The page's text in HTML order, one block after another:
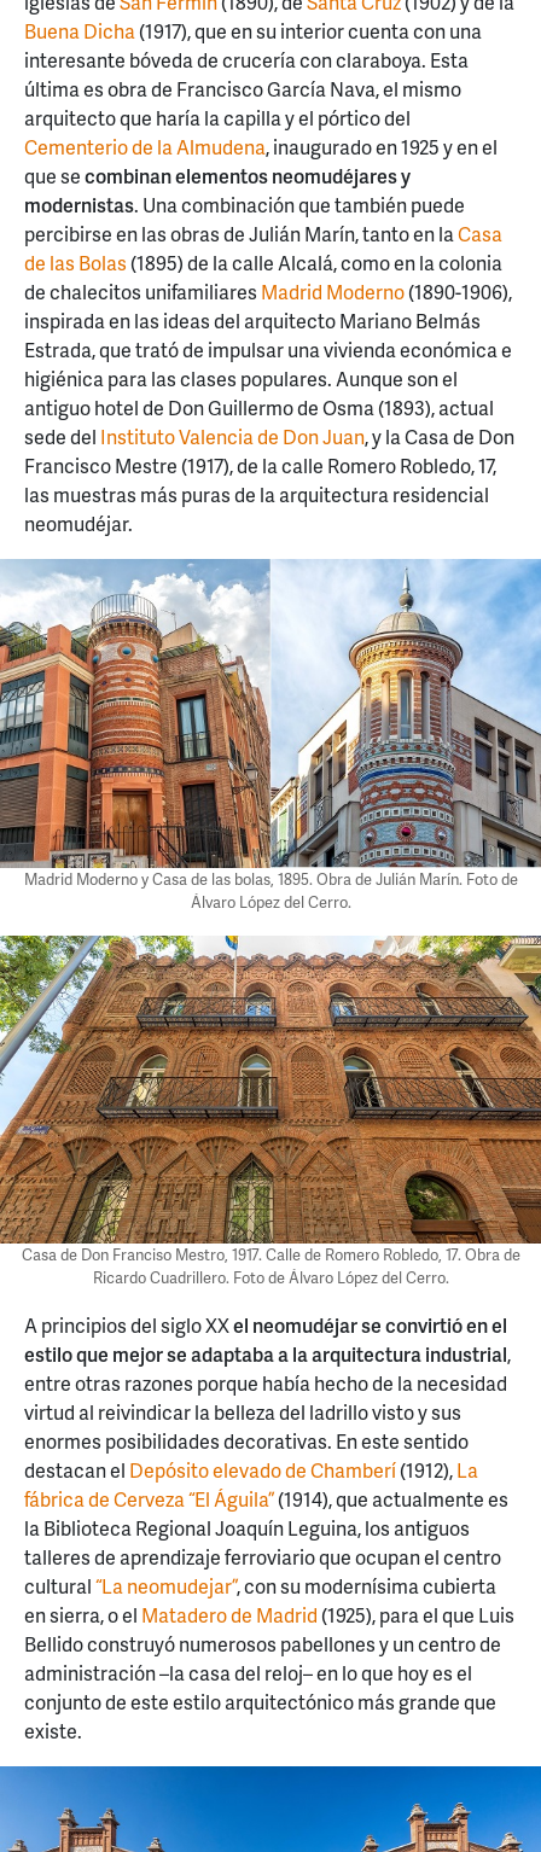
Buena Dicha(1917), que en su interior cuenta con una
interesante bóveda de crucería con claraboya. Esta
última es obra de Francisco García Nava, el mismo
arquitecto que haría la capilla y el pórtico del
Cementerio de la Almudena, inaugurado en 1925 y en el
que secombinan elementos neomudéjares y
modernistas. Una combinación que también puede
percibirse en las obras de Julián Marín, tanto en laCasa
de las Bolas (1895) de la calle Alcalá, como en la colonia
de chalecitos unifamiliares Madrid Moderno(1890-1906),
inspirada en las ideas del arquitecto Mariano Belmás
Estrada, que trató de impulsar una vivienda económica e
higiénica para las clases populares. Aunque son el
antiguo hotel de Don Guillermo de Osma (1893), actual
sede del Instituto Valencia de Don Juan, y la Casa de Don
Francisco Mestre (1917), de la calle Romero Robledo, 17,
las muestras más puras de la arquitectura residencial
neomudéjar.
Madrid Moderno y Casa de las bolas, 1895. Obra de Julián Marín. Foto de
Álvaro López del Cerro.
Casa de Don Franciso Mestro, 1917. Calle de Romero Robledo, 17. Obra de
Ricardo Cuadrillero. Foto de Álvaro López del Cerro.
A principios del siglo XXel neomudéjar se convirtió en el
estilo que mejor se adaptaba a la arquitectura industrial,
entre otras razones porque había hecho de la necesidad
virtud al reivindicar la belleza del ladrillo visto y sus
enormes posibilidades decorativas. En este sentido
destacan el Depósito elevado de Chamberí(1912),La
fábrica de Cerveza “El Águila”(1914), que actualmente es
la Biblioteca Regional Joaquín Leguina, los antiguos
talleres de aprendizaje ferroviario que ocupan el centro
cultural“La neomudejar”, con su modernísima cubierta
en sierra, o el Matadero de Madrid (1925), para el que Luis
Bellido construyó numerosos pabellones y un centro de
administración –la casa del reloj– en lo que hoy es el
conjunto de este estilo arquitectónico más grande que
existe.